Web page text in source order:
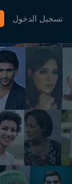
تسجيل الدخول